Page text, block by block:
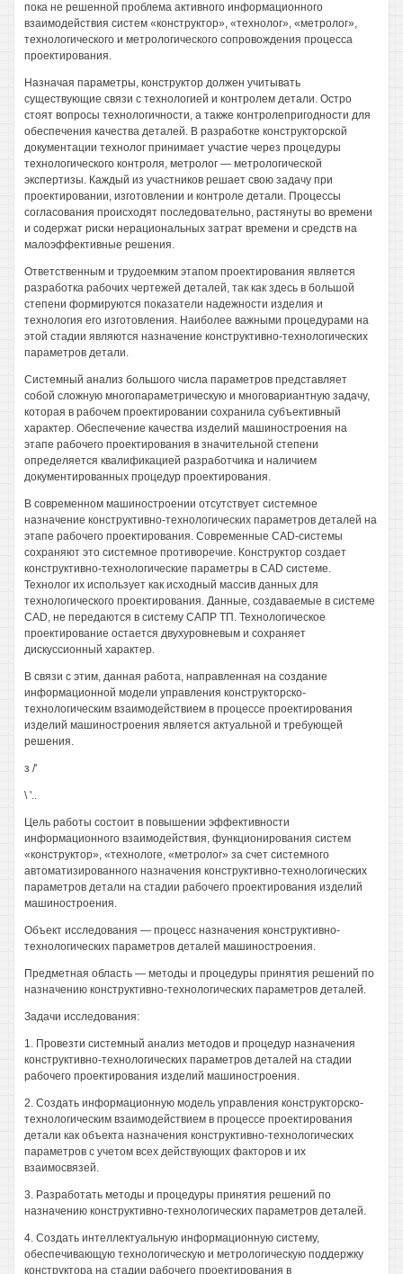
пока не решенной проблема активного информационного
взаимодействия систем «конструктор», «технолог», «метролог»,
технологического и метрологического сопровождения процесса
проектирования.
Назначая параметры, конструктор должен учитывать
существующие связи с технологией и контролем детали. Остро
стоят вопросы технологичности, а также контролепригодности для
обеспечения качества деталей. В разработке конструкторской
документации технолог принимает участие через процедуры
технологического контроля, метролог — метрологической
экспертизы. Каждый из участников решает свою задачу при
проектировании, изготовлении и контроле детали. Процессы
согласования происходят последовательно, растянуты во времени
и содержат риски нерациональных затрат времени и средств на
малоэффективные решения.
Ответственным и трудоемким этапом проектирования является
разработка рабочих чертежей деталей, так как здесь в большой
степени формируются показатели надежности изделия и
технология его изготовления. Наиболее важными процедурами на
этой стадии являются назначение конструктивно-технологических
параметров детали.
Системный анализ большого числа параметров представляет
собой сложную многопараметрическую и многовариантную задачу,
которая в рабочем проектировании сохранила субъективный
характер. Обеспечение качества изделий машиностроения на
этапе рабочего проектирования в значительной степени
определяется квалификацией разработчика и наличием
документированных процедур проектирования.
В современном машиностроении отсутствует системное
назначение конструктивно-технологических параметров деталей на
этапе рабочего проектирования. Современные CAD-системы
сохраняют это системное противоречие. Конструктор создает
конструктивно-технологические параметры в CAD системе.
Технолог их использует как исходный массив данных для
технологического проектирования. Данные, создаваемые в системе
CAD, не передаются в систему САПР ТП. Технологическое
проектирование остается двухуровневым и сохраняет
дискуссионный характер.
В связи с этим, данная работа, направленная на создание
информационной модели управления конструкторско-
технологическим взаимодействием в процессе проектирования
изделий машиностроения является актуальной и требующей
решения.
з /'
\ '..
Цель работы состоит в повышении эффективности
информационного взаимодействия, функционирования систем
«конструктор», «технологе, «метролог» за счет системного
автоматизированного назначения конструктивно-технологических
параметров детали на стадии рабочего проектирования изделий
машиностроения.
Объект исследования — процесс назначения конструктивно-
технологических параметров деталей машиностроения.
Предметная область — методы и процедуры принятия решений по
назначению конструктивно-технологических параметров деталей.
Задачи исследования:
1. Провезти системный анализ методов и процедур назначения
конструктивно-технологических параметров деталей на стадии
рабочего проектирования изделий машиностроения.
2. Создать информационную модель управления конструкторско-
технологическим взаимодействием в процессе проектирования
детали как объекта назначения конструктивно-технологических
параметров с учетом всех действующих факторов и их
взаимосвязей.
3. Разработать методы и процедуры принятия решений по
назначению конструктивно-технологических параметров деталей.
4. Создать интеллектуальную информационную систему,
обеспечивающую технологическую и метрологическую поддержку
конструктора на стадии рабочего проектирования в